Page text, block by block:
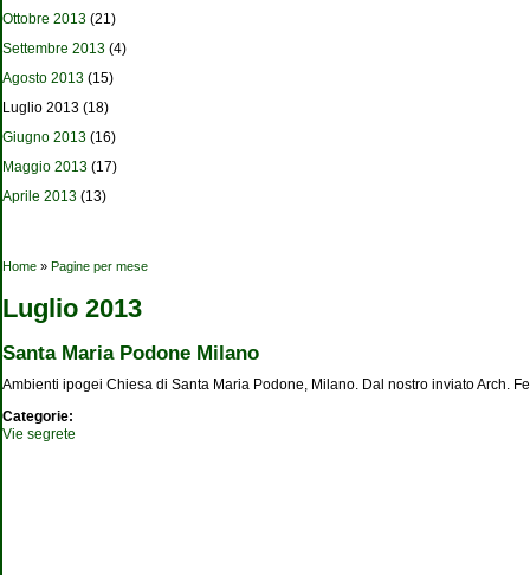
Ottobre 2013 (21)
Settembre 2013 (4)
Agosto 2013 (15)
Luglio 2013 (18)
Giugno 2013 (16)
Maggio 2013 (17)
Aprile 2013 (13)
Tu sei qui
Home » Pagine per mese
Luglio 2013
Santa Maria Podone Milano
Ambienti ipogei Chiesa di Santa Maria Podone, Milano. Dal nostro inviato Arch.
Categorie:
Vie segrete